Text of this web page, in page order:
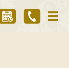
メ